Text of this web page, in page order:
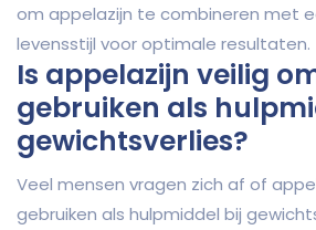
om appelazijn te combineren met
levensstijl voor optimale resultaten.
Is appelazijn veilig
gebruiken als
gewichtsverlies?
Veel mensen vragen zich af of
gebruiken als hulpmiddel bij